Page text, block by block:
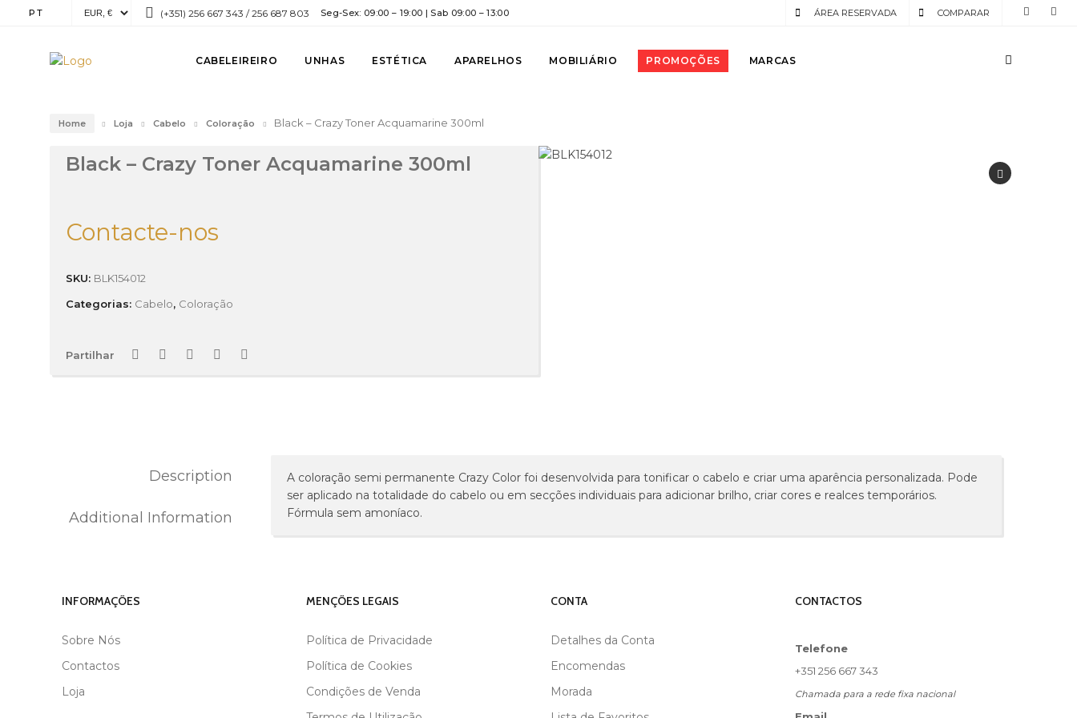
PT (+351) 256 667 343 / 256 687 803 Seg-Sex: 09:00 – 19:00 | Sab 09:00 – 13:00 COMPARAR
ÁREA RESERVADA
CABELEIREIRO UNHAS ESTÉTICA APARELHOS MOBILIÁRIO PROMOÇÕES MARCAS
Home Loja Cabelo Coloração Black – Crazy Toner Acquamarine 300ml
Black – Crazy Toner Acquamarine 300ml
Contacte-nos
SKU: BLK154012
Categorias: Cabelo, Coloração
Partilhar
Description
Additional Information
A coloração semi permanente Crazy Color foi desenvolvida para tonificar o cabelo e criar uma aparência personalizada. Pode
ser aplicado na totalidade do cabelo ou em secções individuais para adicionar brilho, criar cores e realces temporários.
Fórmula sem amoníaco.
MARCA
INFORMAÇÕES
Sobre Nós
Contactos
Loja
MENÇÕES LEGAIS
Política de Privacidade
Política de Cookies
Condições de Venda
CONTA
Detalhes da Conta
Encomendas
Morada
CONTACTOS
Telefone
+351 256 667 343
Chamada para a rede fixa nacional